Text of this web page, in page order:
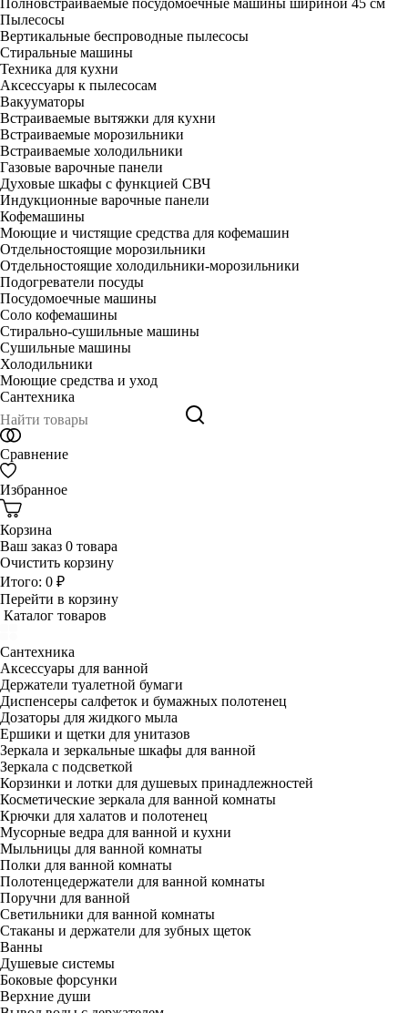
Полновстраиваемые посудомоечные машины шириной 45 см
Пылесосы
Вертикальные беспроводные пылесосы
Стиральные машины
Техника для кухни
Аксессуары к пылесосам
Вакууматоры
Встраиваемые вытяжки для кухни
Встраиваемые морозильники
Встраиваемые холодильники
Газовые варочные панели
Духовые шкафы с функцией СВЧ
Индукционные варочные панели
Кофемашины
Моющие и чистящие средства для кофемашин
Отдельностоящие морозильники
Отдельностоящие холодильники-морозильники
Подогреватели посуды
Посудомоечные машины
Соло кофемашины
Стирально-сушильные машины
Сушильные машины
Холодильники
Моющие средства и уход
Сантехника
Сравнение
Избранное
Корзина
Ваш заказ 0 товара
Очистить корзину
Итого: 0 ₽
Перейти в корзину
Каталог товаров
Сантехника
Аксессуары для ванной
Держатели туалетной бумаги
Диспенсеры салфеток и бумажных полотенец
Дозаторы для жидкого мыла
Ершики и щетки для унитазов
Зеркала и зеркальные шкафы для ванной
Зеркала с подсветкой
Корзинки и лотки для душевых принадлежностей
Косметические зеркала для ванной комнаты
Крючки для халатов и полотенец
Мусорные ведра для ванной и кухни
Мыльницы для ванной комнаты
Полки для ванной комнаты
Полотенцедержатели для ванной комнаты
Поручни для ванной
Светильники для ванной комнаты
Стаканы и держатели для зубных щеток
Ванны
Душевые системы
Боковые форсунки
Верхние души